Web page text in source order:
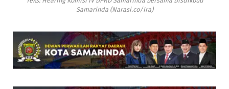
Samarinda (Narasi.co/Ira)